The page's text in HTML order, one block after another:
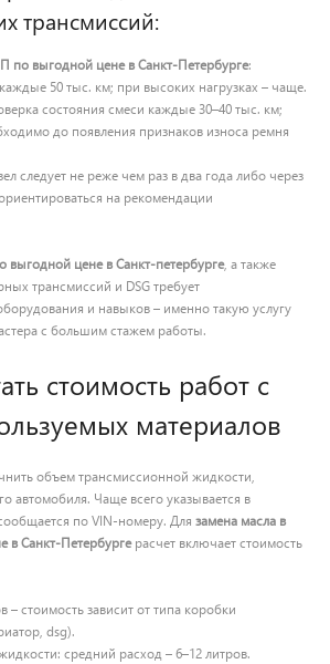
трансмиссий:
по выгодной цене в Санкт-Петербурге:
50 тыс. км; при высоких нагрузках – чаще.
состояния смеси каждые 30–40 тыс. км;
до появления признаков износа ремня
следует не реже чем раз в два года либо через
на рекомендации
цене в Санкт-петербурге, а также
трансмиссий и DSG требует
и навыков – именно такую услугу
с большим стажем работы.
стоимость работ с
материалов
объем трансмиссионной жидкости,
автомобиля. Чаще всего указывается в
по VIN-номеру. Для замена масла в
Санкт-Петербургерасчет включает стоимость
– стоимость зависит от типа коробки
dsg).
средний расход – 6–12 литров.